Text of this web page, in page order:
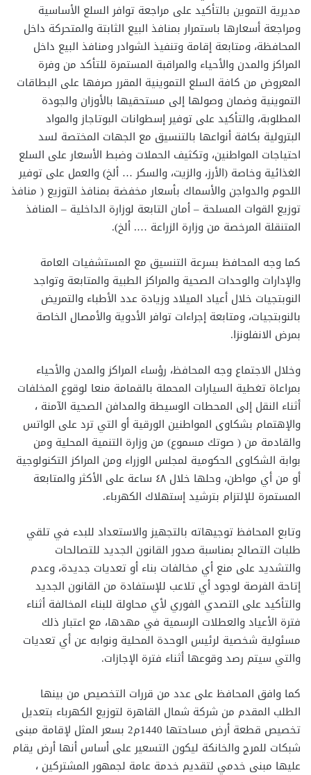
مديرية التموين بالتأكيد على مراجعة توافر السلع الأساسية
ومراجعة أسعارها باستمرار بمنافذ البيع الثابتة والمتحركة داخل
المحافظة، ومتابعة إقامة وتنفيذ الشوادر ومنافذ البيع داخل
المراكز والمدن والأحياء والمراقبة المستمرة للتأكد من وفرة
المعروض من كافة السلع التموينية المقرر صرفها على البطاقات
التموينية وضمان وصولها إلى مستحقيها بالأوزان والجودة
المطلوبة، والتأكيد على توفير إسطوانات البوتاجاز والمواد
البترولية بكافة أنواعها بالتنسيق مع الجهات المختصة لسد
احتياجات المواطنين، وتكثيف الحملات وضبط الأسعار على السلع
الغذائية وخاصة (الأرز، والزيت، والسكر … ألخ) والعمل على توفير
اللحوم والدواجن والأسماك بأسعار مخفضة بمنافذ التوزيع ( منافذ
توزيع القوات المسلحة – أمان التابعة لوزارة الداخلية – المنافذ
المتنقلة المرخصة من وزارة الزراعة …. ألخ).
كما وجه المحافظ بسرعة التنسيق مع المستشفيات العامة
والإدارات والوحدات الصحية والمراكز الطبية والمتابعة وتواجد
النوبتجيات خلال أعياد الميلاد وزيادة عدد الأطباء والتمريض
بالنوبتجيات، ومتابعة إجراءات توافر الأدوية والأمصال الخاصة
بمرض الانفلونزا.
وخلال الاجتماع وجه المحافظ، رؤساء المراكز والمدن والأحياء
بمراعاة تغطية السيارات المحملة بالقمامة منعا لوقوع المخلفات
أثناء النقل إلى المحطات الوسيطة والمدافن الصحية الآمنة ،
والإهتمام بشكاوى المواطنين الورقية أو التي ترد على الواتس
والقادمة من ( صوتك مسموع) من وزارة التنمية المحلية ومن
بوابة الشكاوى الحكومية لمجلس الوزراء ومن المراكز التكنولوجية
أو من أي مواطن، وحلها خلال ٤٨ ساعة على الأكثر والمتابعة
المستمرة للإلتزام بترشيد إستهلاك الكهرباء.
وتابع المحافظ توجيهاته بالتجهيز والاستعداد للبدء في تلقي
طلبات التصالح بمناسبة صدور القانون الجديد للتصالحات
والتشديد على منع أي مخالفات بناء أو تعديات جديدة، وعدم
إتاحة الفرصة لوجود أي تلاعب للإستفادة من القانون الجديد
والتأكيد على التصدي الفوري لأي محاولة للبناء المخالفة أثناء
فترة الأعياد والعطلات الرسمية في مهدها، مع اعتبار ذلك
مسئولية شخصية لرئيس الوحدة المحلية ونوابه عن أي تعديات
والتي سيتم رصد وقوعها أثناء فترة الإجازات.
كما وافق المحافظ على عدد من قررات التخصيص من بينها
الطلب المقدم من شركة شمال القاهرة لتوزيع الكهرباء بتعديل
تخصيص قطعة أرض مساحتها 1440م2 بسعر المثل لإقامة مبنى
شبكات للمرج والخانكة ليكون التسعير على أساس أنها أرض يقام
عليها مبنى خدمي لتقديم خدمة عامة لجمهور المشتركين ،